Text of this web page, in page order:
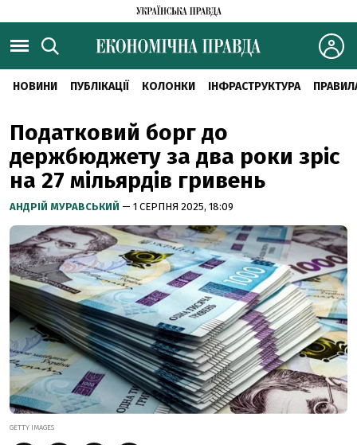
НОВИНИ ПУБЛІКАЦІЇ КОЛОНКИ ІНФРАСТРУКТУРА
Податковий борг до
держбюджету за два роки зріс
на 27 мільярдів гривень
АНДРІЙ МУРАВСЬКИЙ — 1 СЕРПНЯ 2025, 18:09
GETTY IMAGES